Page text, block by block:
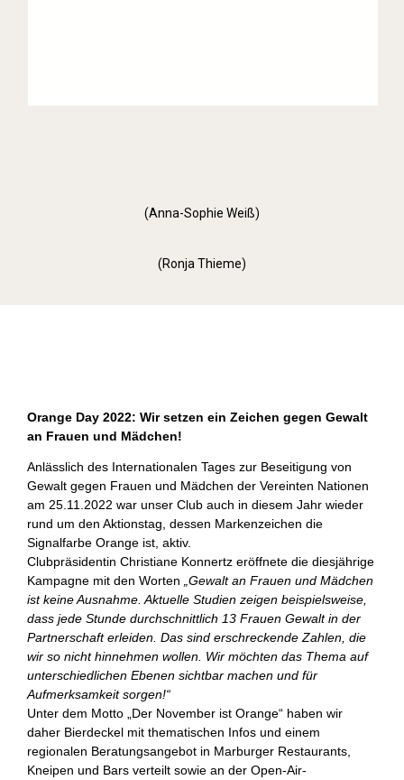
(Anna-Sophie Weiß)
(Ronja Thieme)
Orange Day 2022: Wir setzen ein Zeichen gegen Gewalt
an Frauen und Mädchen!
Anlässlich des Internationalen Tages zur Beseitigung von
Gewalt gegen Frauen und Mädchen der Vereinten Nationen
am 25.11.2022 war unser Club auch in diesem Jahr wieder
rund um den Aktionstag, dessen Markenzeichen die
Signalfarbe Orange ist, aktiv.
Clubpräsidentin Christiane Konnertz eröffnete die diesjährige
Kampagne mit den Worten
„Gewalt an Frauen und Mädchen
ist keine Ausnahme. Aktuelle Studien zeigen beispielsweise,
dass jede Stunde durchschnittlich 13 Frauen Gewalt in der
Partnerschaft erleiden. Das sind erschreckende Zahlen, die
wir so nicht hinnehmen wollen. Wir möchten das Thema auf
unterschiedlichen Ebenen sichtbar machen und für
Aufmerksamkeit sorgen!“
Unter dem Motto „Der November ist Orange“ haben wir
daher Bierdeckel mit thematischen Infos und einem
regionalen Beratungsangebot in Marburger Restaurants,
Kneipen und Bars verteilt sowie an der Open-Air-